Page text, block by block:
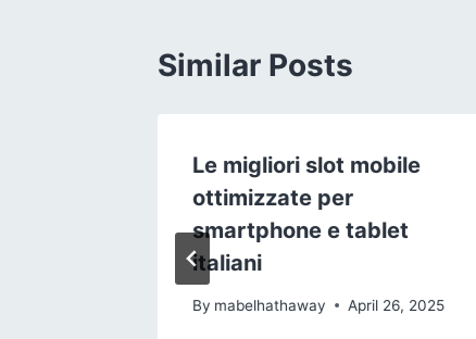
Similar Posts
Le migliori slot mobile
ottimizzate per
smartphone e tablet
italiani
By mabelhathaway April 26, 2025